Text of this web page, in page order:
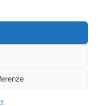
elettrica
2026 ©
Royal